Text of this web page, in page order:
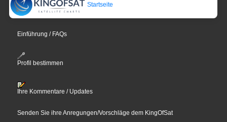
Startseite
Einführung / FAQs
Profil bestimmen
Ihre Kommentare / Updates
Senden Sie ihre Anregungen/Vorschläge dem KingOfSat